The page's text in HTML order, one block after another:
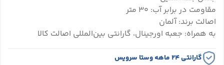
مقاومت در برابر آب: ۳۰ متر
اصالت برند: آلمان
به همراه: جعبه اورجینال، گارانتی بین‌المللی اصالت کالا
گارانتی ۲۴ ماهه وستا سرویس